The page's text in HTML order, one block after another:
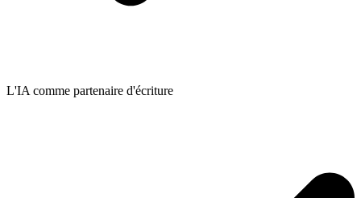
L'IA comme partenaire d'écriture